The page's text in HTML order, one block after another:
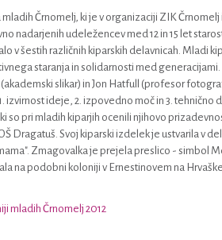
Črnomelj, ki je v organizaciji ZIK Črnomelj
nadarjenih udeležencev med 12 in 15 let
v šestih različnih kiparskih delavnicah. Mladi
staranja in solidarnosti med
slikar) in Jon Hatfull (profesor
izvirnost ideje, 2. izpovedno moč in 3.
so pri mladih kiparjih ocenili njihovo
Dragatuš. Svoj kiparski izdelek je ustvarila v
Zmagovalka je prejela preslico - simbol
na podobni koloniji v Ernestinovem na
mladih Črnomelj 2012